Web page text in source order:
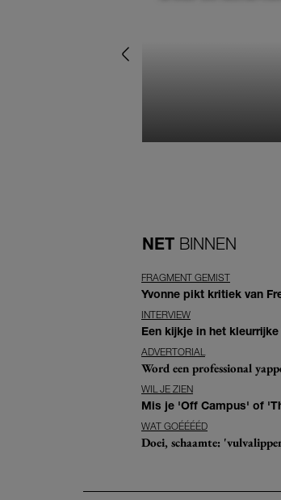
NET BINNEN
FRAGMENT GEMIST
Yvonne pikt kritiek van
INTERVIEW
Een kijkje in het
ADVERTORIAL
Word een professional
WIL JE ZIEN
Mis je 'Off Campus' of
WAT GOÉÉÉÉD
Doei, schaamte: